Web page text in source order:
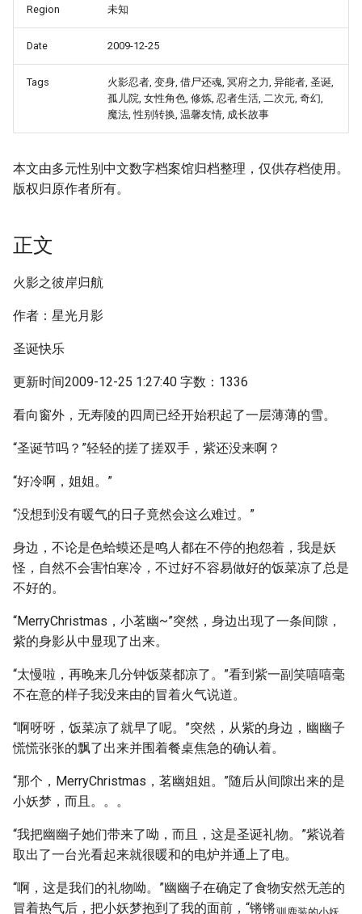
Region 未知
Date 2009-12-25
Tags
火影忍者, 变身, 借尸还魂, 冥府之力, 异能者, 圣诞,
孤儿院, 女性角色, 修炼, 忍者生活, 二次元, 奇幻,
魔法, 性别转换, 温馨友情, 成长故事
本文由多元性别中文数字档案馆归档整理，仅供存档使用。
版权归原作者所有。
正文
火影之彼岸归航
作者：星光月影
圣诞快乐
更新时间2009-12-25 1:27:40 字数：1336
看向窗外，无寿陵的四周已经开始积起了一层薄薄的雪。
“圣诞节吗？”轻轻的搓了搓双手，紫还没来啊？
“好冷啊，姐姐。”
“没想到没有暖气的日子竟然会这么难过。”
身边，不论是色蛤蟆还是鸣人都在不停的抱怨着，我是妖
怪，自然不会害怕寒冷，不过好不容易做好的饭菜凉了总是
不好的。
“MerryChristmas，小茗幽~”突然，身边出现了一条间隙，
紫的身影从中显现了出来。
“太慢啦，再晚来几分钟饭菜都凉了。”看到紫一副笑嘻嘻毫
不在意的样子我没来由的冒着火气说道。
“啊呀呀，饭菜凉了就早了呢。”突然，从紫的身边，幽幽子
慌慌张张的飘了出来并围着餐桌焦急的确认着。
“那个，MerryChristmas，茗幽姐姐。”随后从间隙出来的是
小妖梦，而且。。。
“我把幽幽子她们带来了呦，而且，这是圣诞礼物。”紫说着
取出了一台光看起来就很暖和的电炉并通上了电。
“啊，这是我们的礼物呦。”幽幽子在确定了食物安然无恙的
冒着热气后，把小妖梦抱到了我的面前，“锵锵